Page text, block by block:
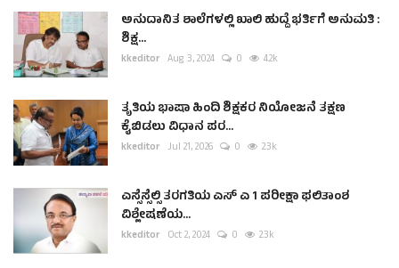
ಅನುದಾನಿತ ಶಾಲೆಗಳಲ್ಲಿ ಖಾಲಿ ಹುದ್ದೆ ಭರ್ತಿಗೆ ಅನುಮತಿ :
ಶಿಕ್ಷ...
kkeditor Aug 3, 2024 0 4.2k
ತೃತಿಯ ಭಾಷಾ ಹಿಂದಿ ಶಿಕ್ಷಕರ ನಿಯೋಜನೆ ತಕ್ಷಣ
ಕೈಬಿಡಲು ವಿಧಾನ ಪರ...
kkeditor Jul 21, 2026 0 2.3k
ಎಸ್ಸೆಸ್ಸೆಲ್ಸಿ ತರಗತಿಯ ಎಸ್ ಎ 1 ಪರೀಕ್ಷಾ ಫಲಿತಾಂಶ
ವಿಶ್ಲೇಷಣೆಯ...
kkeditor Oct 2, 2024 0 2.3k